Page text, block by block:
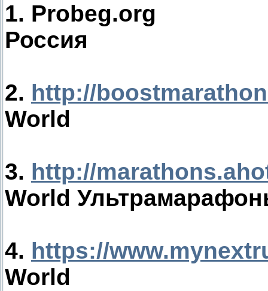
1. Probeg.org
Россия
2. http://
World
3. http://
World
4. https://
World